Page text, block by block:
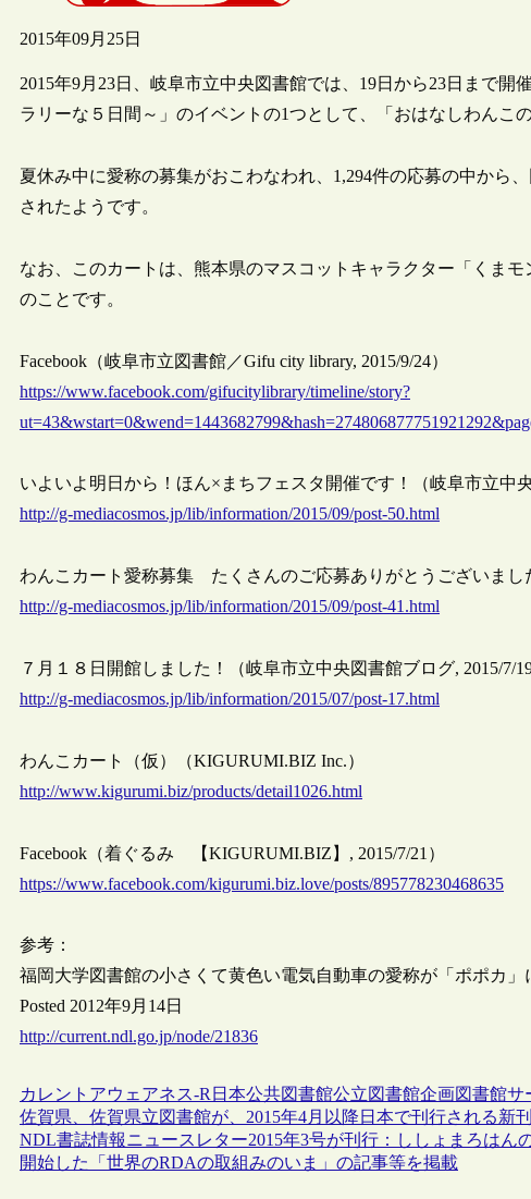
2015年09月25日
2015年9月23日、岐阜市立中央図書館では、19日から23日まで
ラリーな５日間～」のイベントの1つとして、「おはなしわんこ
夏休み中に愛称の募集がおこわなわれ、1,294件の応募の中から
されたようです。
なお、このカートは、熊本県のマスコットキャラクター「くま
のことです。
Facebook（岐阜市立図書館／Gifu city library, 2015/9/24）
https://www.facebook.com/gifucitylibrary/timeline/story?
いよいよ明日から！ほん×まちフェスタ開催です！（岐阜市立中央
http://g-mediacosmos.jp/lib/information/2015/09/post-50.html
わんこカート愛称募集 たくさんのご応募ありがとうございまし
http://g-mediacosmos.jp/lib/information/2015/09/post-41.html
７月１８日開館しました！（岐阜市立中央図書館ブログ, 2015/7/19
http://g-mediacosmos.jp/lib/information/2015/07/post-17.html
わんこカート（仮）（KIGURUMI.BIZ Inc.）
http://www.kigurumi.biz/products/detail1026.html
Facebook（着ぐるみ 【KIGURUMI.BIZ】, 2015/7/21）
https://www.facebook.com/kigurumi.biz.love/posts/895778230468635
参考：
福岡大学図書館の小さくて黄色い電気自動車の愛称が「ポポカ」
Posted 2012年9月14日
http://current.ndl.go.jp/node/21836
カレントアウェアネス-R 日本公共図書館公立図書館企画図書館サ
佐賀県、佐賀県立図書館が、2015年4月以降日本で刊行される新
NDL書誌情報ニュースレター2015年3号が刊行：ししょまろはん
開始した「世界のRDAの取組みのいま」の記事等を掲載